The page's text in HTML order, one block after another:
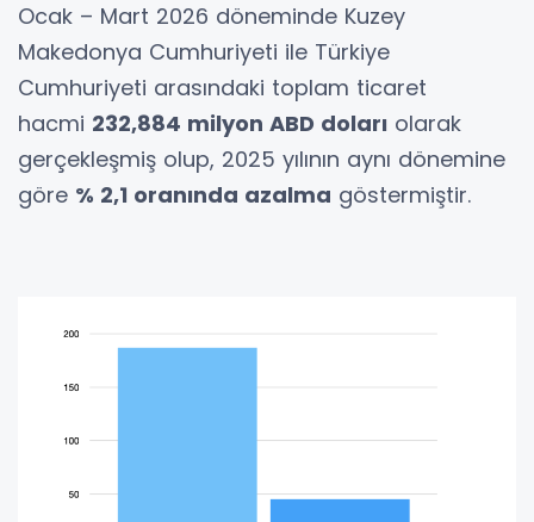
Ocak – Mart 2026 döneminde Kuzey
Makedonya Cumhuriyeti ile Türkiye
Cumhuriyeti arasındaki toplam ticaret
hacmi 232,884 milyon ABD doları olarak
gerçekleşmiş olup, 2025 yılının aynı dönemine
göre % 2,1 oranında azalma göstermiştir.